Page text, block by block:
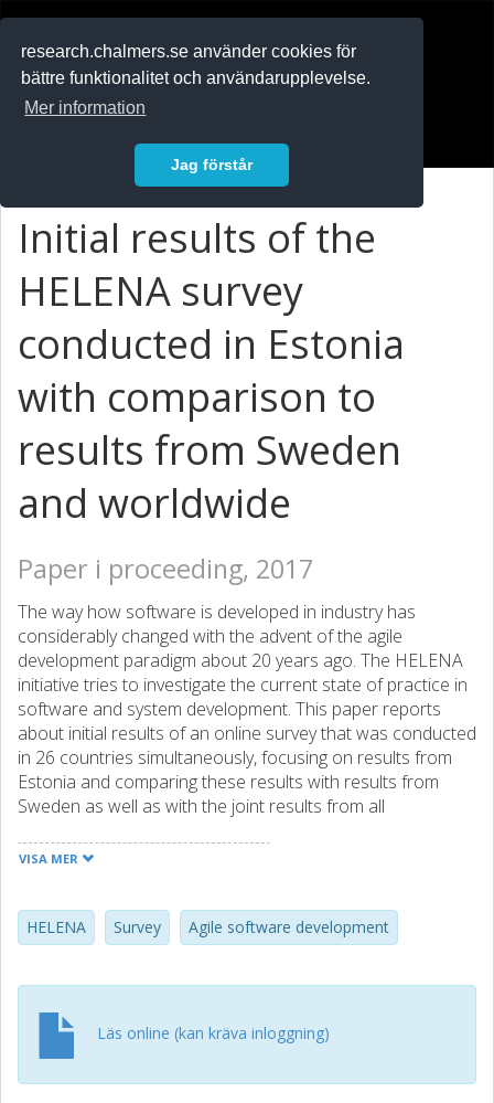
research.chalmers.se använder cookies för
bättre funktionalitet och användarupplevelse.
Mer information
Jag förstår
Initial results of the
HELENA survey
conducted in Estonia
with comparison to
results from Sweden
and worldwide
Paper i proceeding, 2017
The way how software is developed in industry has
considerably changed with the advent of the agile
development paradigm about 20 years ago. The HELENA
initiative tries to investigate the current state of practice in
software and system development. This paper reports
about initial results of an online survey that was conducted
in 26 countries simultaneously, focusing on results from
Estonia and comparing these results with results from
Sweden as well as with the joint results from all
VISA MER
HELENA Survey Agile software development
Läs online (kan kräva inloggning)